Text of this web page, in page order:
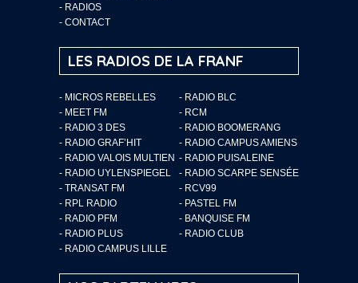
- RADIOS
- CONTACT
LES RADIOS DE LA FRANF
- MICROS REBELLES
- RADIO BLC
- MEET FM
- RCM
- RADIO 3 DES
- RADIO BOOMERANG
- RADIO GRAF’HIT
- RADIO CAMPUS AMIENS
- RADIO VALOIS MULTIEN - RADIO PUISALEINE
- RADIO UYLENSPIEGEL
- RADIO SCARPE SENSÉE
- TRANSAT FM
- RCV99
- RPL RADIO
- PASTEL FM
- RADIO PFM
- BANQUISE FM
- RADIO PLUS
- RADIO CLUB
- RADIO CAMPUS LILLE